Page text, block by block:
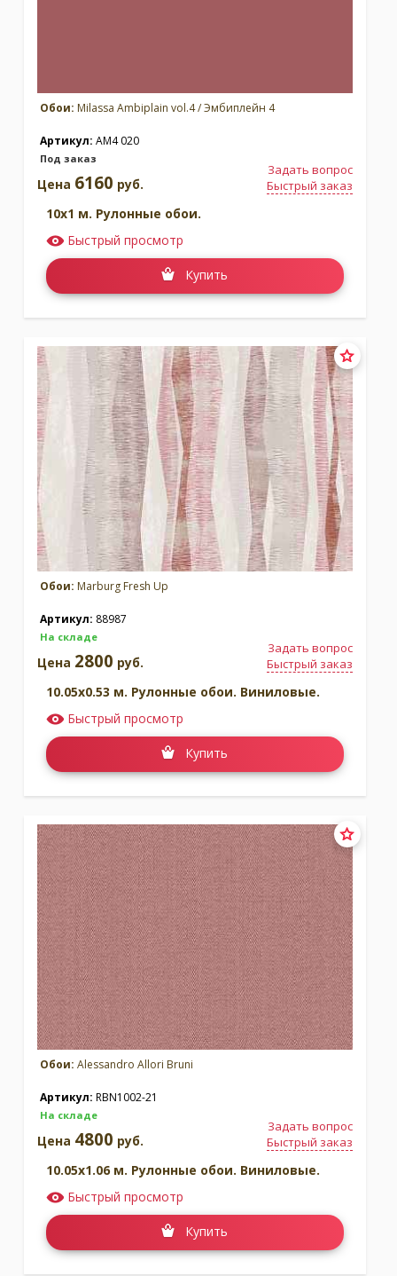
Обои: Milassa Ambiplain vol.4 / Эмбиплейн 4
Артикул: AM4 020
Под заказ
Задать вопрос
Быстрый заказ
Цена 6160 руб.
10x1 м. Рулонные обои.
Быстрый просмотр
Купить
Обои: Marburg Fresh Up
Артикул: 88987
На складе
Задать вопрос
Быстрый заказ
Цена 2800 руб.
10.05x0.53 м. Рулонные обои. Виниловые.
Быстрый просмотр
Купить
Обои: Alessandro Allori Bruni
Артикул: RBN1002-21
На складе
Задать вопрос
Быстрый заказ
Цена 4800 руб.
10.05x1.06 м. Рулонные обои. Виниловые.
Быстрый просмотр
Купить